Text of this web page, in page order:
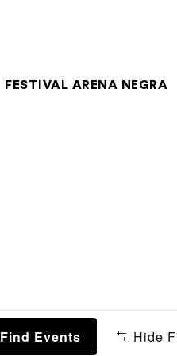
FESTIVAL ARENA NEGRA
Find Events Hide